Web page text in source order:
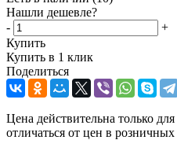
Нашли дешевле?
-
+
Купить
Купить в 1 клик
Поделиться
Цена действительна только
отличаться от цен в